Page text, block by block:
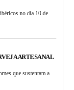
no dia 10 de
ARTESANAL
que sustentam a